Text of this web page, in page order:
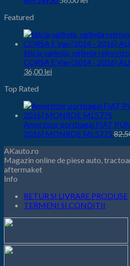
Featured
Sticla oglinda, oglinda
CORSA E Van (2014 - 2016)
Prețul
a
fost:
40,00 lei.
36,00 lei
Top Rated
Amortizor portbagaj FIAT
2016) MONROE ML5775
AKauto.ro
Magazin online de piese auto,
aftermaket
Info
RETUR SI LIVRARE PRODUSE
TERMENI SI CONDITII